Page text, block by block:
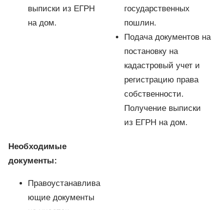
выписки из ЕГРН
на дом.
государственных
пошлин.
Подача документов на
постановку на
кадастровый учет и
регистрацию права
собственности.
Получение выписки
из ЕГРН на дом.
Необходимые
документы:
Правоустанавлива
ющие документы